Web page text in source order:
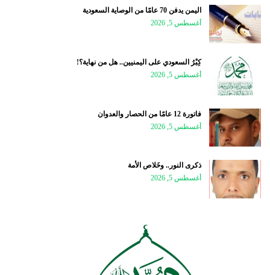
اليمن يدفن 70 عامًا من الوصاية السعودية
أغسطس 5, 2026
كِبْرُ السعودي على اليمنيين.. هل من نهاية؟!
أغسطس 5, 2026
فاتورة 12 عامًا من الحصار والعدوان
أغسطس 5, 2026
ذكرى النور.. وخَلاص الأمة
أغسطس 5, 2026